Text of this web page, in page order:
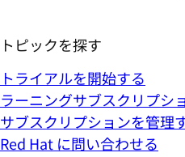
トピックを探す
トライアルを開始する
ラーニングサブスクリプシ
サブスクリプションを管理
Red Hat に問い合わせる